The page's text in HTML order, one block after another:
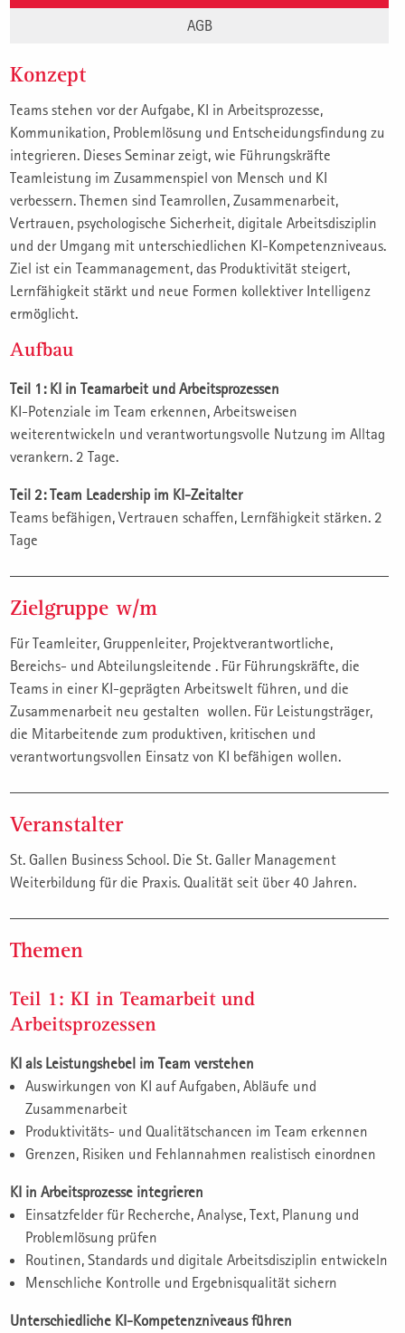
AGB
Konzept
Teams stehen vor der Aufgabe, KI in Arbeitsprozesse,
Kommunikation, Problemlösung und Entscheidungsfindung zu
integrieren. Dieses Seminar zeigt, wie Führungskräfte
Teamleistung im Zusammenspiel von Mensch und KI
verbessern. Themen sind Teamrollen, Zusammenarbeit,
Vertrauen, psychologische Sicherheit, digitale Arbeitsdisziplin
und der Umgang mit unterschiedlichen KI-Kompetenzniveaus.
Ziel ist ein Teammanagement, das Produktivität steigert,
Lernfähigkeit stärkt und neue Formen kollektiver Intelligenz
ermöglicht.
Aufbau
Teil 1: KI in Teamarbeit und Arbeitsprozessen
KI-Potenziale im Team erkennen, Arbeitsweisen
weiterentwickeln und verantwortungsvolle Nutzung im Alltag
verankern. 2 Tage.
Teil 2: Team Leadership im KI-Zeitalter
Teams befähigen, Vertrauen schaffen, Lernfähigkeit stärken. 2
Tage
Zielgruppe w/m
Für Teamleiter, Gruppenleiter, Projektverantwortliche,
Bereichs- und Abteilungsleitende . Für Führungskräfte, die
Teams in einer KI-geprägten Arbeitswelt führen, und die
Zusammenarbeit neu gestalten wollen. Für Leistungsträger,
die Mitarbeitende zum produktiven, kritischen und
verantwortungsvollen Einsatz von KI befähigen wollen.
Veranstalter
St. Gallen Business School. Die St. Galler Management
Weiterbildung für die Praxis. Qualität seit über 40 Jahren.
Themen
Teil 1: KI in Teamarbeit und
Arbeitsprozessen
KI als Leistungshebel im Team verstehen
Auswirkungen von KI auf Aufgaben, Abläufe und
Zusammenarbeit
Produktivitäts- und Qualitätschancen im Team erkennen
Grenzen, Risiken und Fehlannahmen realistisch einordnen
KI in Arbeitsprozesse integrieren
Einsatzfelder für Recherche, Analyse, Text, Planung und
Problemlösung prüfen
Routinen, Standards und digitale Arbeitsdisziplin entwickeln
Menschliche Kontrolle und Ergebnisqualität sichern
Unterschiedliche KI-Kompetenzniveaus führen